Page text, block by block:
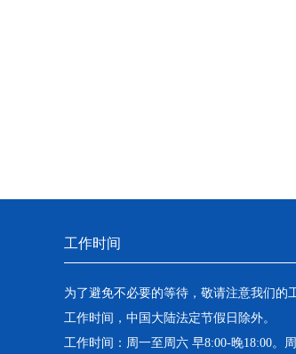
工作时间
为了避免不必要的等待，敬请注意我们的
工作时间，中国大陆法定节假日除外。
工作时间：周一至周六 早8:00-晚18:00。